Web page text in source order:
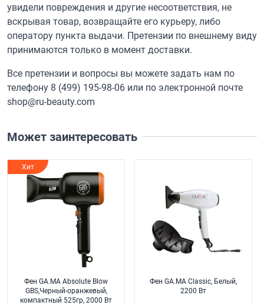
увидели повреждения и другие несоответствия, не
вскрывая товар, возвращайте его курьеру, либо
оператору пункта выдачи. Претензии по внешнему виду
принимаются только в момент доставки.
Все претензии и вопросы вы можете задать нам по
телефону 8 (499) 195-98-06 или по электронной почте
shop@ru-beauty.com
Может заинтересовать
Хит
Фен GA.MA Absolute Blow
GBS,Черный-оранжевый,
компактный 525гр, 2000 Вт
Фен GA.MA Classic, Белый,
2200 Вт